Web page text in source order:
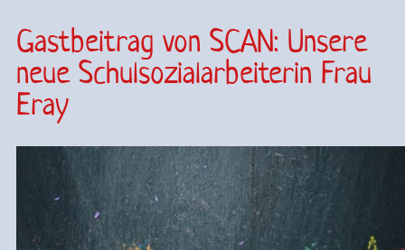
Gastbeitrag von SCAN: Unsere
neue Schulsozialarbeiterin Frau
Eray